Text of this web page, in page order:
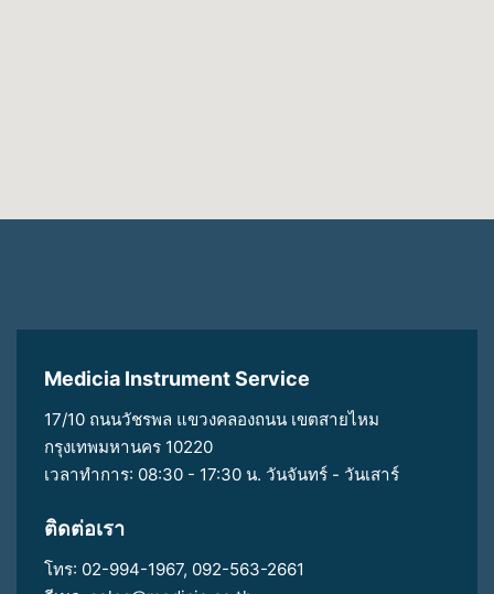
Medicia Instrument Service
17/10 ถนนวัชรพล แขวงคลองถนน เขตสายไหม
กรุงเทพมหานคร 10220
เวลาทำการ: 08:30 - 17:30 น. วันจันทร์ - วันเสาร์
ติดต่อเรา
โทร: 02-994-1967, 092-563-2661